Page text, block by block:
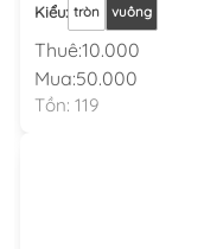
Kiểu: tròn vuông
Thuê:10.000
Mua:50.000
Tồn: 119